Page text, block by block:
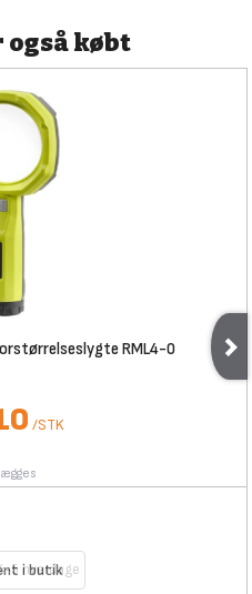
også købt
RML4-0
/STK
i butik
5 hverdage